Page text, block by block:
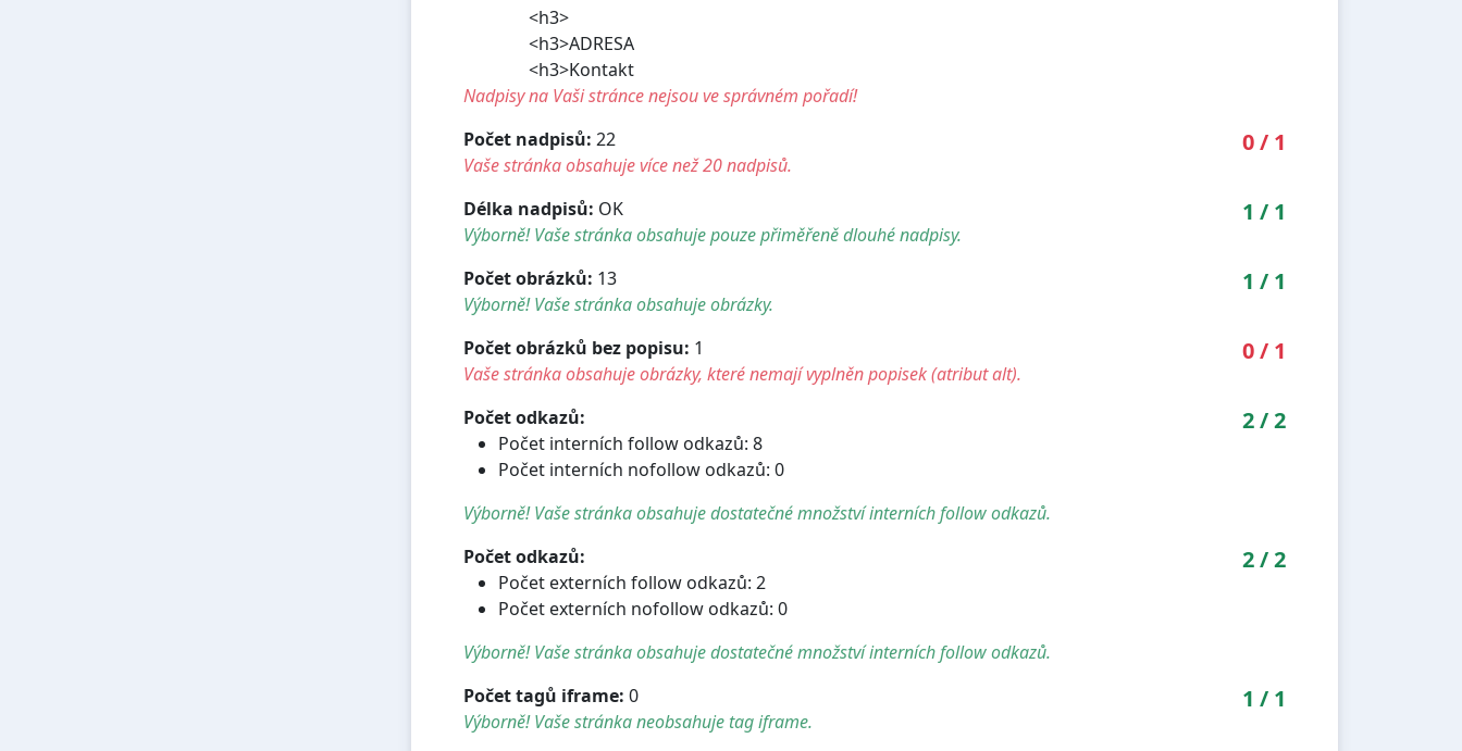
<h3>
<h3>ADRESA
<h3>Kontakt
Nadpisy na Vaši stránce nejsou ve správném pořadí!
Počet nadpisů: 22
Vaše stránka obsahuje více než 20 nadpisů.
0/ 1
Délka nadpisů: OK
Výborně! Vaše stránka obsahuje pouze přiměřeně dlouhé nadpisy.
1 / 1
Počet obrázků: 13
Výborně! Vaše stránka obsahuje obrázky.
1 / 1
Počet obrázků bez popisu: 1
Vaše stránka obsahuje obrázky, které nemají vyplněn popisek (atribut alt).
0/ 1
Počet odkazů:
Počet interních follow odkazů: 8
Počet interních nofollow odkazů: 0
Výborně! Vaše stránka obsahuje dostatečné množství interních follow odkazů.
2/2
Počet odkazů:
Počet externích follow odkazů: 2
Počet externích nofollow odkazů: 0
Výborně! Vaše stránka obsahuje dostatečné množství interních follow odkazů.
2/2
Počet tagů iframe: 0
Výborně! Vaše stránka neobsahuje tag iframe.
1 / 1